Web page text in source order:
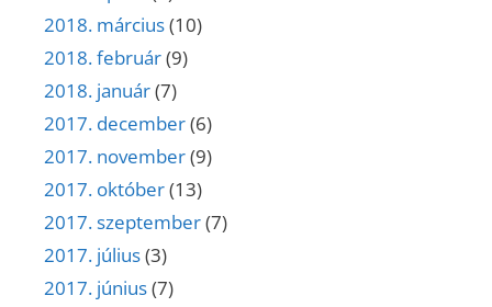
2018. március(10)
2018. február(9)
2018. január(7)
2017. december(6)
2017. november(9)
2017. október(13)
2017. szeptember(7)
2017. július(3)
2017. június(7)